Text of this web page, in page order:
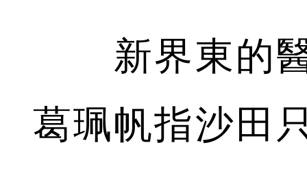
新界東的醫
葛珮帆指沙田